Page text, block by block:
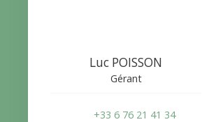
Luc POISSON
Gérant
+33 6 76 21 41 34